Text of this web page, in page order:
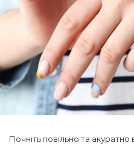
Почніть повільно та